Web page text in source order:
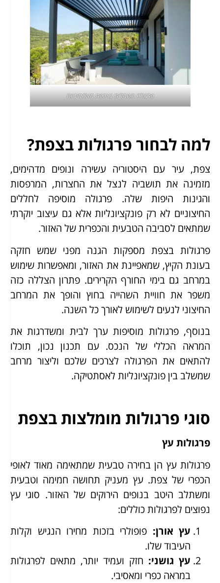
פרגולה חשמלית נאספת מאלומיניום
למה לבחור פרגולות בצפת?
צפת, עיר עם היסטוריה עשירה ונופים מדהימים,
מזמינה את תושביה לנצל את החצרות, המרפסות
והגינות היפות שלה. פרגולה מוסיפה לחללים
החיצוניים לא רק פונקציונליות אלא גם עיצוב יוקרתי
שמתאים לסביבה הטבעית והכפרית של האזור.
פרגולות בצפת מספקות הגנה מפני שמש חזקה
בעונת הקיץ, שמאפיינת את האזור, ומאפשרות שימוש
במרחב גם בימי החורף הקרירים. פתרון הצללה כזה
משפר את חוויית השהייה בחוץ והופך את המרחב
החיצוני לנעים לשימוש לאורך כל השנה.
בנוסף, פרגולות מוסיפות ערך לבית ומשדרגות את
המראה הכללי של הנכס. עם תכנון נכון, תוכלו
להתאים את הפרגולה לצרכים שלכם וליצור מרחב
שמשלב בין פונקציונליות לאסתטיקה.
סוגי פרגולות מומלצות בצפת
פרגולות עץ
פרגולות עץ הן בחירה טבעית שמתאימה מאוד לאופי
הכפרי של צפת. עץ מעניק תחושה חמימה וטבעית
ומשתלב היטב בנופים הירוקים של האזור. סוגי עץ
נפוצים לפרגולות כוללים:
עץ אורן: פופולרי בזכות מחירו הנגיש וקלות
העיבוד שלו.
עץ גושני: חזק ועמיד יותר, מתאים לפרגולות
במראה כפרי ומאסיבי.